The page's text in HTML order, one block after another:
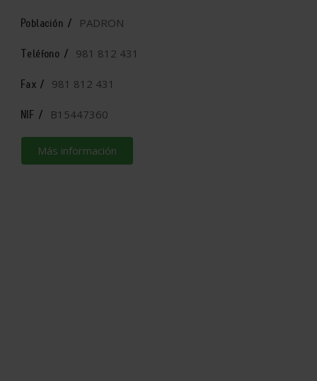
Población / PADRON
Teléfono / 981 812 431
Fax / 981 812 431
NIF / B15447360
Más información